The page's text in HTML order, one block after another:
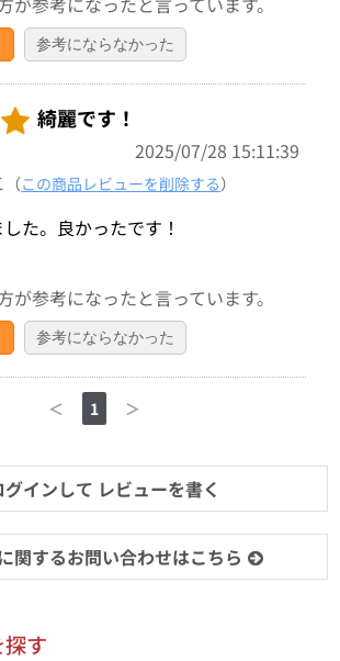
参考にならなかった
綺麗です！
2025/07/28 15:11:39
（この商品レビューを削除する）
た。良かったです！
が参考になったと言っています。
参考にならなかった
＜ 1 ＞
グインして レビューを書く
関するお問い合わせはこちら
す